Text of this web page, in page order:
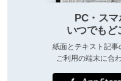
PC・ス
いつでもど
紙面とテキスト記事
ご利用の端末に合